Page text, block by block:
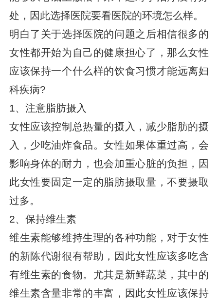
处，因此选择医院要看医院的环境怎么样。
明白了关于选择医院的问题之后相信很多的
女性都开始为自己的健康担心了，那么女性
应该保持一个什么样的饮食习惯才能远离妇
科疾病?
1、注意脂肪摄入
女性应该控制总热量的摄入，减少脂肪的摄
入，少吃油炸食品。女性如果体重过高，会
影响身体的耐力，也会加重心脏的负担，因
此女性要固定一定的脂肪摄取量，不要摄取
过多。
2、保持维生素
维生素能够维持生理的各种功能，对于女性
的新陈代谢很有帮助，因此女性应该多吃含
有维生素的食物。尤其是新鲜蔬菜，其中的
维生素含量非常的丰富，因此女性应该保持